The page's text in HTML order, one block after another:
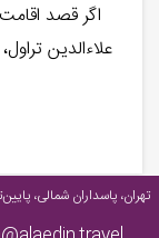
اگر قصد
علاءالدین
تهران، پاسداران شمالی،